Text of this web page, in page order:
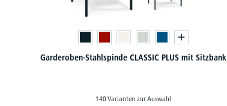
Garderoben-Stahlspinde CLASSIC PLUS mit Sitzbank
140 Varianten zur Auswahl